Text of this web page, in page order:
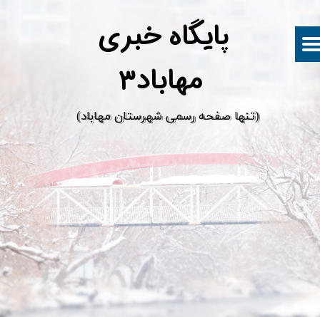
پایگاه خبری
​(تنها صفحه رسمی شهرستان مهاباد)